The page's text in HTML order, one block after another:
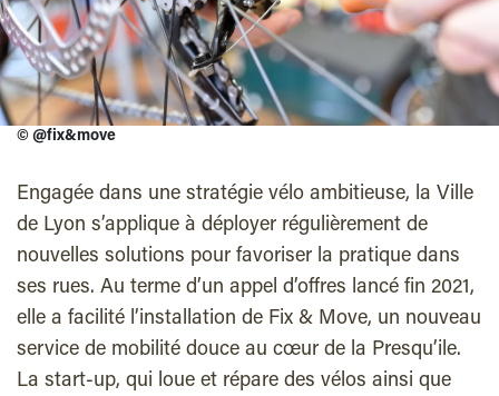
© @fix&move
Engagée dans une stratégie vélo ambitieuse, la Ville
de Lyon s’applique à déployer régulièrement de
nouvelles solutions pour favoriser la pratique dans
ses rues. Au terme d’un appel d’offres lancé fin 2021,
elle a facilité l’installation de Fix & Move, un nouveau
service de mobilité douce au cœur de la Presqu’ile.
La start-up, qui loue et répare des vélos ainsi que